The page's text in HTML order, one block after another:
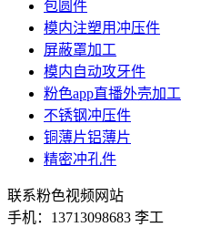
包圆件
模内注塑用冲压件
屏蔽罩加工
模内自动攻牙件
粉色app直播外壳加工
不锈钢冲压件
铜薄片铝薄片
精密冲孔件
联系粉色视频网站
手机： 13713098683 李工